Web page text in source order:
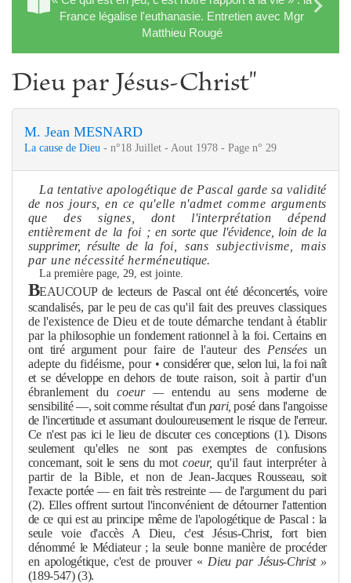
France légalise l'euthanasie. Entretien avec Mgr
Matthieu Rougé
Dieu par Jésus-Christ"
M. Jean MESNARD
La cause de Dieu - n°18 Juillet - Aout 1978 - Page n° 29
La tentative apologétique de Pascal garde sa validité
de nos jours, en ce qu'elle n'admet comme arguments
que des signes, dont l'interprétation dépend
entièrement de la foi ;en sorte que l'évidence, loin de la
supprimer, résulte de la foi, sans subjectivisme , mais
par une nécessité herméneu­tique.
La première page, 29, est jointe.
BEAUCOUP de lecteurs de Pascal ont été déconcertés, voire
scandalisés, par le peu de cas qu'il fait des preuves classiques
de l'exis­tence de Dieu et de toute démarche tendant à établir
par laphilosophie un fondement rationnel à la foi. Certains en
ont tiré argu­ment pour faire de l'auteur des Penséesun
adepte du fidéisme, pour • considérer que, selon lui, la foi naît
et se développe en dehors de toute raison, soit à partir d'un
ébranlement du coeur — entendu au sens moderne de
sensibilité —, soit commerésultat d'un pari,posé dans l'an­goisse
de l'incertitude et assumant douloureusement le risque de l'erreur.
Ce n'est pas ici le lieu de discuter ces conceptions (1). Disons
seulement qu'elles ne sont pas exemptes de confusions
concernant, soit le sens dumotcoeur,qu'il faut interpréter à
partir de la Bible, et non de Jean-Jacques Rousseau, soit
l'exacte portée — en fait très restreinte — de l'ar­gument du pari
(2). Elles offrent surtout l'inconvénient de détourner l'attention
de ce qui est au principe mêmede l'apologétique de Pascal : la
seule voie d'accès A Dieu, c'est Jésus-Christ, fort bien
dénommé le Médiateur ; la seule bonne manière de procéder
en apologétique, c'estde prouver « Dieu par Jésus-Christ »
(189-547) (3).